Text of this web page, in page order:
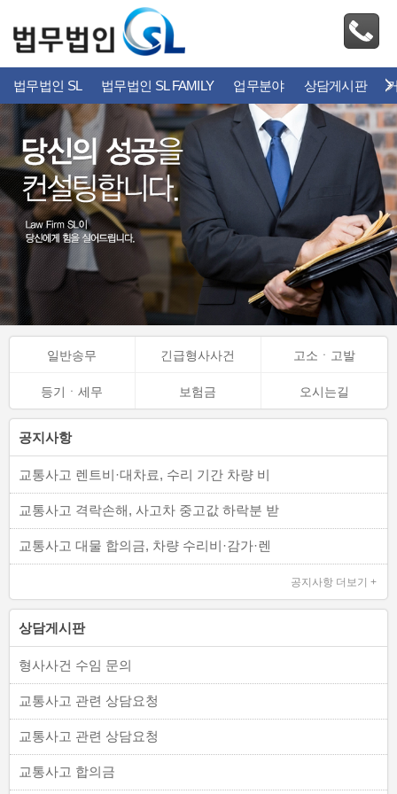
법무법인 SL 법무법인 SL FAMILY 업무분야 상담게시판
일반송무 긴급형사사건 고소ㆍ고발
등기ㆍ세무 보험금 오시는길
공지사항
교통사고 렌트비·대차료, 수리 기간 차량 비
교통사고 격락손해, 사고차 중고값 하락분 받
교통사고 대물 합의금, 차량 수리비·감가·렌
공지사항 더보기 +
상담게시판
형사사건 수임 문의
교통사고 관련 상담요청
교통사고 관련 상담요청
교통사고 합의금